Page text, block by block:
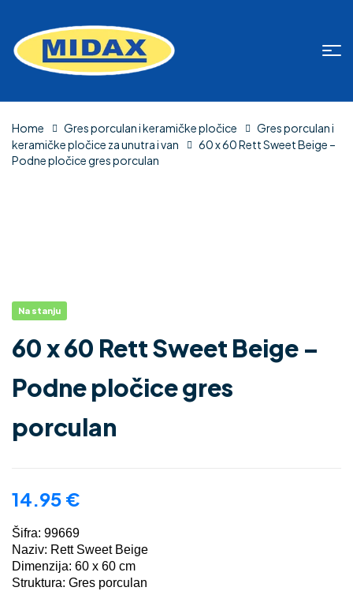
Home Gres porculan i keramičke pločice
Gres porculan i
keramičke pločice za unutra i van
60 x 60 Rett Sweet Beige –
Podne pločice gres porculan
Na stanju
60 x 60 Rett Sweet Beige –
Podne pločice gres
porculan
14.95 €
Šifra: 99669
Naziv: Rett Sweet Beige
Dimenzija: 60 x 60 cm
Struktura: Gres porculan